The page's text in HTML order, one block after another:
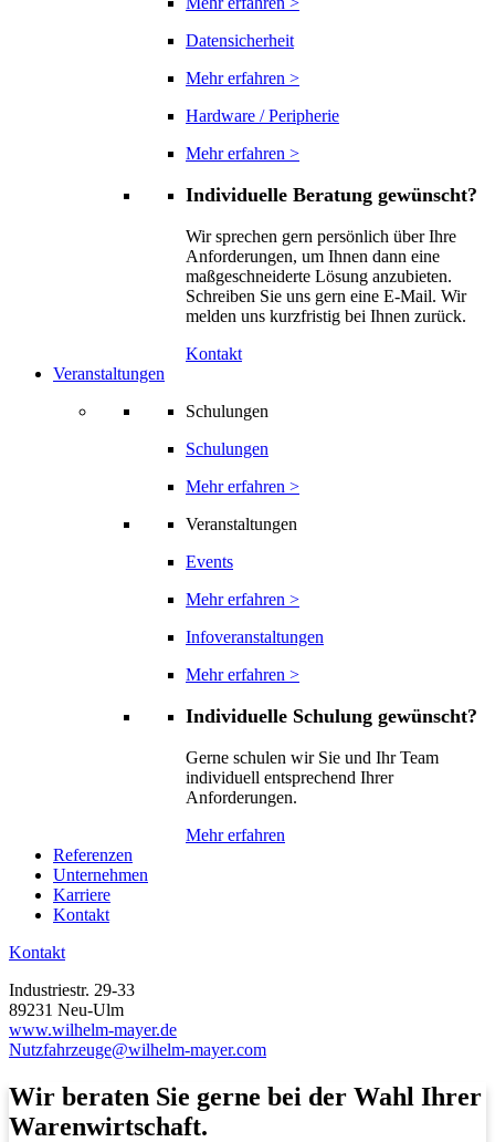
Datensicherheit
Mehr erfahren >
Hardware / Peripherie
Mehr erfahren >
Individuelle Beratung gewünscht?
Wir sprechen gern persönlich über Ihre
Anforderungen, um Ihnen dann eine
maßgeschneiderte Lösung anzubieten.
Schreiben Sie uns gern eine E-Mail. Wir
melden uns kurzfristig bei Ihnen zurück.
Kontakt
Veranstaltungen
Schulungen
Schulungen
Mehr erfahren >
Veranstaltungen
Events
Mehr erfahren >
Infoveranstaltungen
Mehr erfahren >
Individuelle Schulung gewünscht?
Gerne schulen wir Sie und Ihr Team
individuell entsprechend Ihrer
Anforderungen.
Mehr erfahren
Referenzen
Unternehmen
Karriere
Kontakt
Kontakt
Industriestr. 29-33
89231 Neu-Ulm
www.wilhelm-mayer.de
Nutzfahrzeuge@wilhelm-mayer.com
Wir beraten Sie gerne bei der Wahl Ihrer
Warenwirtschaft.